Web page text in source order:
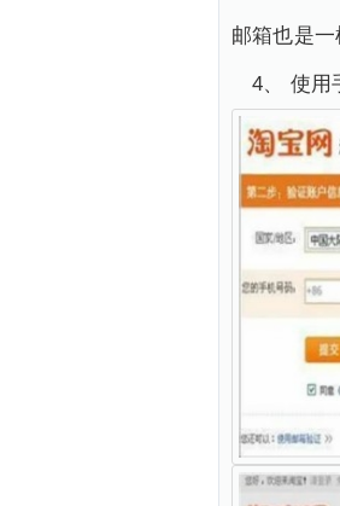
邮箱也是一
4、 使用